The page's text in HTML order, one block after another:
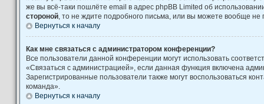
же вы всё-таки пошлёте email в адрес phpBB Limited об
стороной , то не ждите подробного письма, или вы можете вообще не
Вернуться к началу
Как мне связаться с администратором конференции?
Все пользователи данной конференции могут использовать
«Связаться с администрацией», если данная функция включена
Зарегистрированные пользователи также могут воспользоваться
команда».
Вернуться к началу